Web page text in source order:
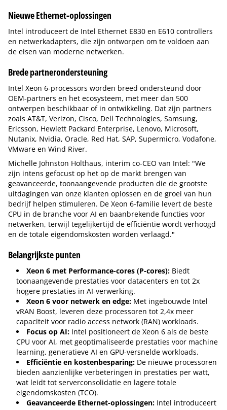
Nieuwe Ethernet-oplossingen
Intel introduceert de Intel Ethernet E830 en E610 controllers
en netwerkadapters, die zijn ontworpen om te voldoen aan
de eisen van moderne netwerken.
Brede partnerondersteuning
Intel Xeon 6-processors worden breed ondersteund door
OEM-partners en het ecosysteem, met meer dan 500
ontwerpen beschikbaar of in ontwikkeling. Dat zijn partners
zoals AT&T, Verizon, Cisco, Dell Technologies, Samsung,
Ericsson, Hewlett Packard Enterprise, Lenovo, Microsoft,
Nutanix, Nvidia, Oracle, Red Hat, SAP, Supermicro, Vodafone,
VMware en Wind River.
Michelle Johnston Holthaus, interim co-CEO van Intel: "We
zijn intens gefocust op het op de markt brengen van
geavanceerde, toonaangevende producten die de grootste
uitdagingen van onze klanten oplossen en de groei van hun
bedrijf helpen stimuleren. De Xeon 6-familie levert de beste
CPU in de branche voor AI en baanbrekende functies voor
netwerken, terwijl tegelijkertijd de efficiëntie wordt verhoogd
en de totale eigendomskosten worden verlaagd."
Belangrijkste punten
Xeon 6 met Performance-cores (P-cores): Biedt
toonaangevende prestaties voor datacenters en tot 2x
hogere prestaties in AI-verwerking.
Xeon 6 voor netwerk en edge: Met ingebouwde Intel
vRAN Boost, leveren deze processoren tot 2,4x meer
capaciteit voor radio access network (RAN) workloads.
Focus op AI: Intel positioneert de Xeon 6 als de beste
CPU voor AI, met geoptimaliseerde prestaties voor machine
learning, generatieve AI en GPU-versnelde workloads.
Efficiëntie en kostenbesparing: De nieuwe processoren
bieden aanzienlijke verbeteringen in prestaties per watt,
wat leidt tot serverconsolidatie en lagere totale
eigendomskosten (TCO).
Geavanceerde Ethernet-oplossingen: Intel introduceert